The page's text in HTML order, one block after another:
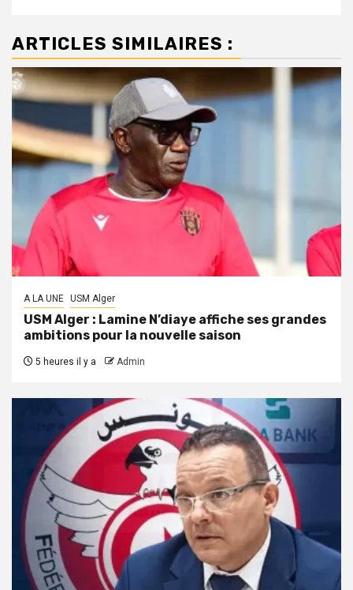
ARTICLES SIMILAIRES :
A LA UNE USM Alger
USM Alger : Lamine N’diaye affiche ses grandes
ambitions pour la nouvelle saison
5 heures il y a Admin